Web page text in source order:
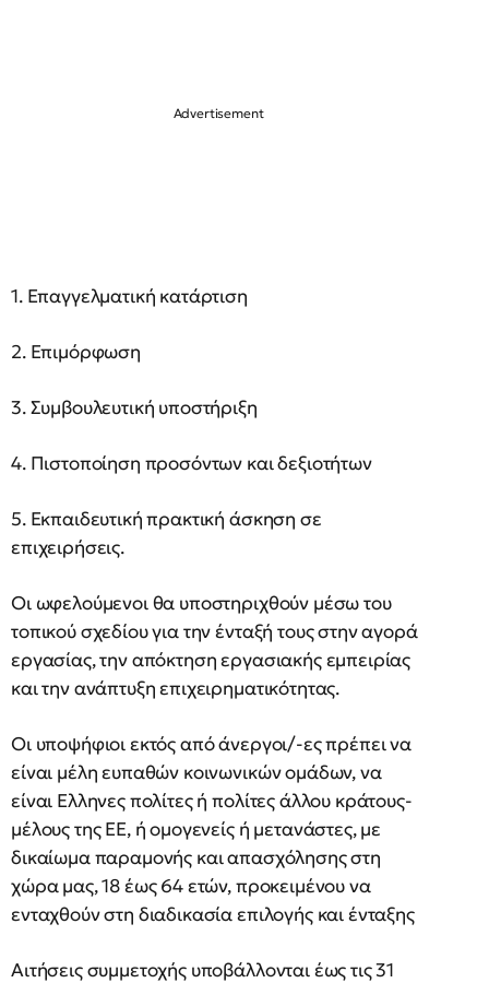
1. Επαγγελματική κατάρτιση
2. Επιμόρφωση
3. Συμβουλευτική υποστήριξη
4. Πιστοποίηση προσόντων και δεξιοτήτων
5. Εκπαιδευτική πρακτική άσκηση σε
επιχειρήσεις.
Οι ωφελούμενοι θα υποστηριχθούν μέσω του
τοπικού σχεδίου για την ένταξή τους στην αγορά
εργασίας, την απόκτηση εργασιακής εμπειρίας
και την ανάπτυξη επιχειρηματικότητας.
Οι υποψήφιοι εκτός από άνεργοι/-ες πρέπει να
είναι μέλη ευπαθών κοινωνικών ομάδων, να
είναι Ελληνες πολίτες ή πολίτες άλλου κράτους-
μέλους της ΕΕ, ή ομογενείς ή μετανάστες, με
δικαίωμα παραμονής και απασχόλησης στη
χώρα μας, 18 έως 64 ετών, προκειμένου να
ενταχθούν στη διαδικασία επιλογής και ένταξης
Αιτήσεις συμμετοχής υποβάλλονται έως τις 31